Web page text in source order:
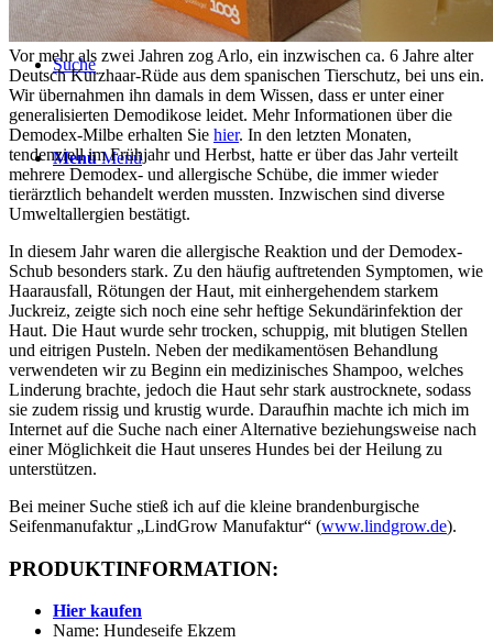
Suche
Menü Menü
Vor mehr als zwei Jahren zog Arlo, ein inzwischen ca. 6 Jahre alter
Deutsch Kurzhaar-Rüde aus dem spanischen Tierschutz, bei uns ein.
Wir übernahmen ihn damals in dem Wissen, dass er unter einer
generalisierten Demodikose leidet. Mehr Informationen über die
Demodex-Milbe erhalten Sie hier. In den letzten Monaten,
tendenziell im Frühjahr und Herbst, hatte er über das Jahr verteilt
mehrere Demodex- und allergische Schübe, die immer wieder
tierärztlich behandelt werden mussten. Inzwischen sind diverse
Umweltallergien bestätigt.
In diesem Jahr waren die allergische Reaktion und der Demodex-
Schub besonders stark. Zu den häufig auftretenden Symptomen, wie
Haarausfall, Rötungen der Haut, mit einhergehendem starkem
Juckreiz, zeigte sich noch eine sehr heftige Sekundärinfektion der
Haut. Die Haut wurde sehr trocken, schuppig, mit blutigen Stellen
und eitrigen Pusteln. Neben der medikamentösen Behandlung
verwendeten wir zu Beginn ein medizinisches Shampoo, welches
Linderung brachte, jedoch die Haut sehr stark austrocknete, sodass
sie zudem rissig und krustig wurde. Daraufhin machte ich mich im
Internet auf die Suche nach einer Alternative beziehungsweise nach
einer Möglichkeit die Haut unseres Hundes bei der Heilung zu
unterstützen.
Bei meiner Suche stieß ich auf die kleine brandenburgische
Seifenmanufaktur „LindGrow Manufaktur“ (www.lindgrow.de).
PRODUKTINFORMATION:
Hier kaufen
Name: Hundeseife Ekzem